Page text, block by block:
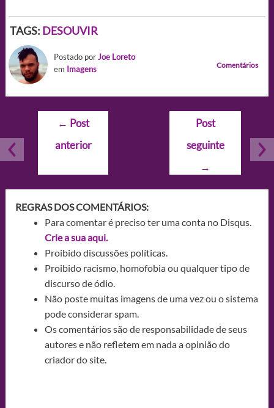
TAGS: DESOUVIR
Postado porJoe Loreto
em Imagens Comentários
Navegação
Post
← Post
anterior
Post
seguinte
→
REGRAS DOS COMENTÁRIOS:
Para comentar é preciso ter uma conta no Disqus.
Crie a sua aqui.
Proibido discussões políticas.
Proibido racismo, homofobia ou qualquer tipo de
discurso de ódio.
Não poste muitas imagens de uma vez ou o sistema
pode considerar spam.
Os comentários são de responsabilidade de seus
autores e não refletem em nada a opinião do
criador do site.